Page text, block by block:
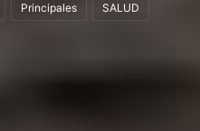
Principales SALUD